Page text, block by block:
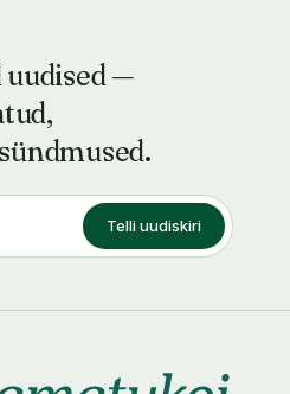
—
Telli uudiskiri